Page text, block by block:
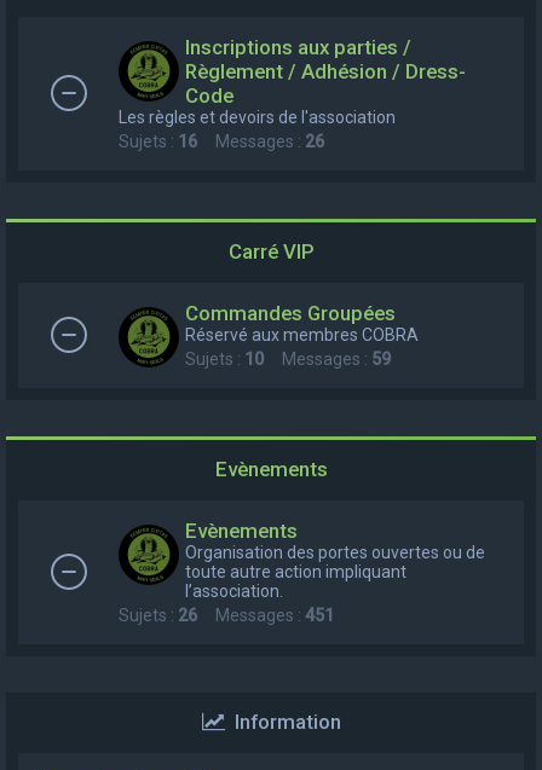
Inscriptions aux parties /
Règlement / Adhésion / Dress-
Code
Les règles et devoirs de l'association
Sujets : 16 Messages : 26
Carré VIP
Commandes Groupées
Réservé aux membres COBRA
Sujets : 10 Messages : 59
Evènements
Evènements
Organisation des portes ouvertes ou de
toute autre action impliquant
l’association.
Sujets : 26 Messages : 451
Information